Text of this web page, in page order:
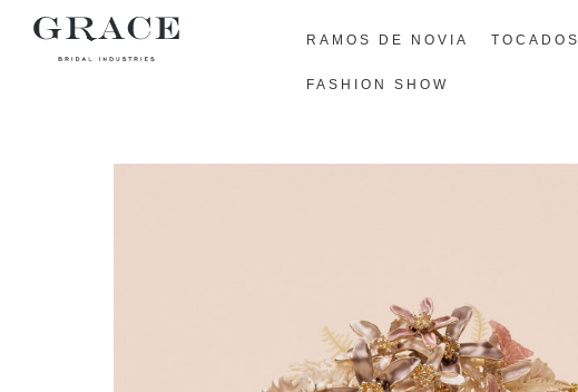
RAMOS DE NOVIA TOCADOS
FASHION SHOW